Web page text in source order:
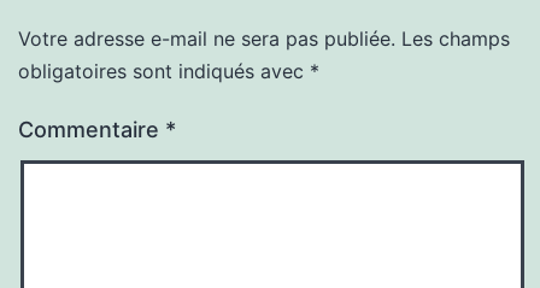
Votre adresse e-mail ne sera pas publiée. Les champs
obligatoires sont indiqués avec *
Commentaire *